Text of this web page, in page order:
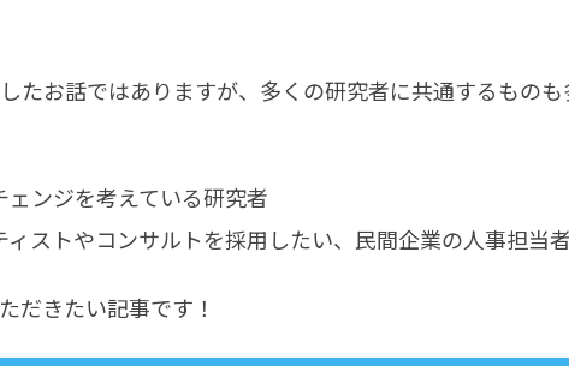
たお話ではありますが、多くの研究者に共通するものも
ンジを考えている研究者
ストやコンサルトを採用したい、民間企業の人事担当者
だきたい記事です！